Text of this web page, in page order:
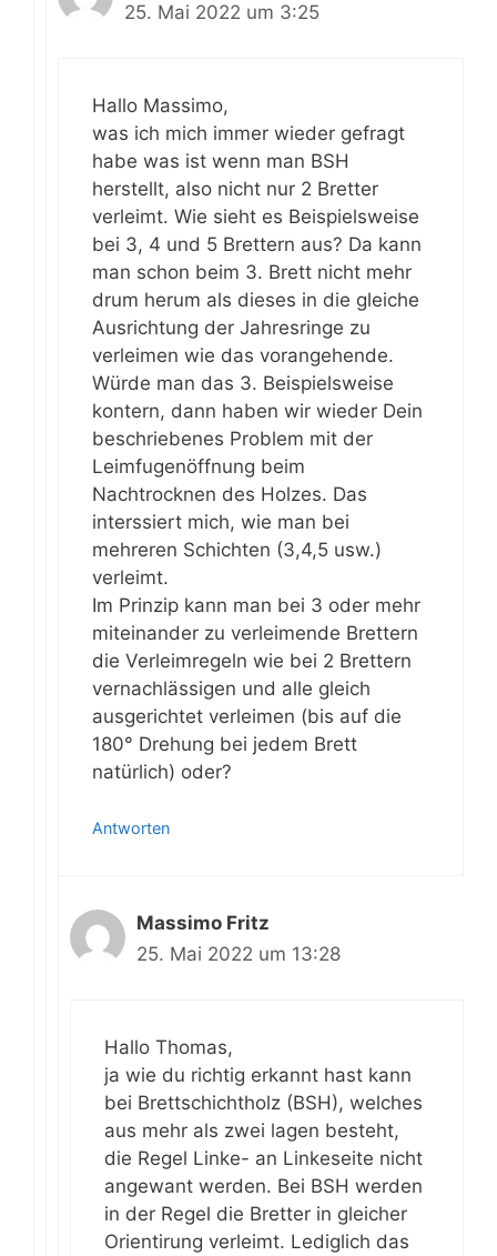
25. Mai 2022 um 3:25
Hallo Massimo,
was ich mich immer wieder gefragt
habe was ist wenn man BSH
herstellt, also nicht nur 2 Bretter
verleimt. Wie sieht es Beispielsweise
bei 3, 4 und 5 Brettern aus? Da kann
man schon beim 3. Brett nicht mehr
drum herum als dieses in die gleiche
Ausrichtung der Jahresringe zu
verleimen wie das vorangehende.
Würde man das 3. Beispielsweise
kontern, dann haben wir wieder Dein
beschriebenes Problem mit der
Leimfugenöffnung beim
Nachtrocknen des Holzes. Das
interssiert mich, wie man bei
mehreren Schichten (3,4,5 usw.)
verleimt.
Im Prinzip kann man bei 3 oder mehr
miteinander zu verleimende Brettern
die Verleimregeln wie bei 2 Brettern
vernachlässigen und alle gleich
ausgerichtet verleimen (bis auf die
180° Drehung bei jedem Brett
natürlich) oder?
Antworten
Massimo Fritz
25. Mai 2022 um 13:28
Hallo Thomas,
ja wie du richtig erkannt hast kann
bei Brettschichtholz (BSH), welches
aus mehr als zwei lagen besteht,
die Regel Linke- an Linkeseite nicht
angewant werden. Bei BSH werden
in der Regel die Bretter in gleicher
Orientirung verleimt. Lediglich das